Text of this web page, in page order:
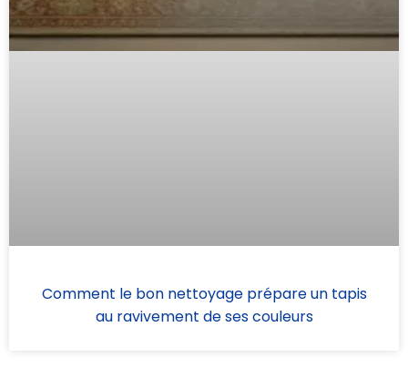
Comment le bon nettoyage prépare un tapis
au ravivement de ses couleurs